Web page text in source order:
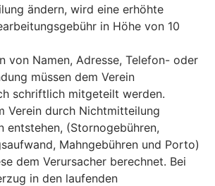
ändern, wird eine erhöhte
in Höhe von 10
von Namen, Adresse, Telefon- oder
müssen dem Verein
schriftlich mitgeteilt werden.
Verein durch Nichtmitteilung
entstehen, (Stornogebühren,
Mahngebühren und Porto)
dem Verursacher berechnet. Bei
in den laufenden